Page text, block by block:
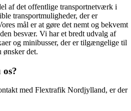
af det offentlige transportnetværk i
transportmuligheder, der er
mål er at gøre det nemt og bekvemt
besvær. Vi har et bredt udvalg af
og minibusser, der er tilgængelige til
ønsker det.
med Flextrafik Nordjylland, er der